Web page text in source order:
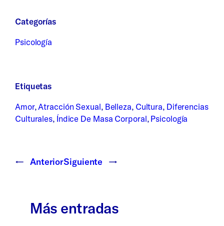
Categorías
Psicología
Etiquetas
Amor, Atracción Sexual, Belleza, Cultura, Diferencias
Culturales, Índice De Masa Corporal, Psicología
← AnteriorSiguiente →
Más entradas